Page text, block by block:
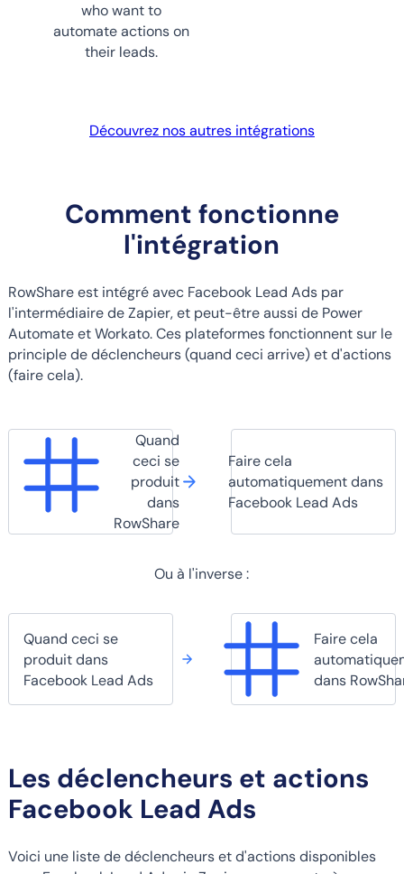
who want to
automate actions on
their leads.
Découvrez nos autres intégrations
Comment fonctionne
l'intégration
RowShare est intégré avec Facebook Lead Ads par
l'intermédiaire de Zapier, et peut-être aussi de Power
Automate et Workato. Ces plateformes fonctionnent sur le
principle de déclencheurs (quand ceci arrive) et d'actions
(faire cela).
Quand
ceci se
produit
dans
RowShare
Faire cela
automatiquement dans
Facebook Lead Ads
Ou à l'inverse :
Quand ceci se
produit dans
Facebook Lead Ads
Faire cela
dans
Les déclencheurs et actions
Facebook Lead Ads
Voici une liste de déclencheurs et d'actions disponibles